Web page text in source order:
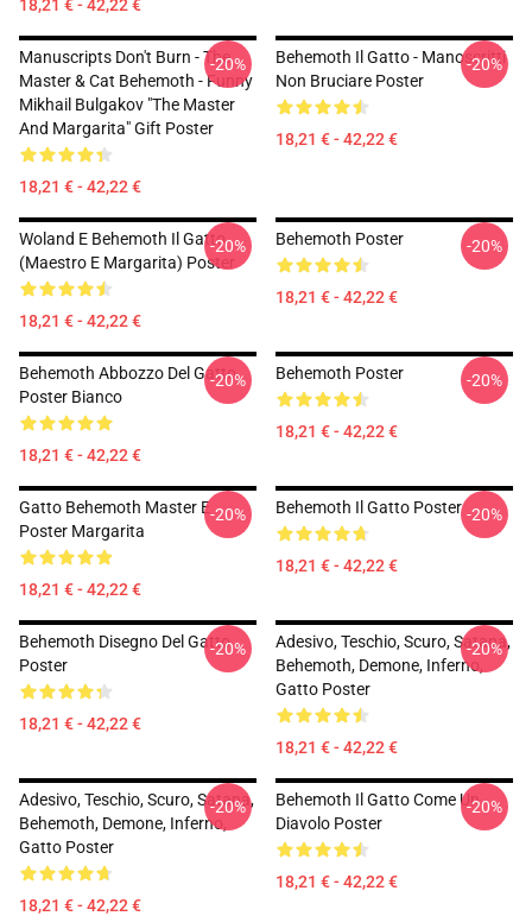
18,21 € - 42,22 €
Manuscripts Don't Burn - The
Master & Cat Behemoth - Funny
Mikhail Bulgakov "The Master
And Margarita" Gift Poster
18,21 € - 42,22 €
-20%
Behemoth Il Gatto - Manoscritti
Non Bruciare Poster
18,21 € - 42,22 €
-20%
Woland E Behemoth Il Gatto
(Maestro E Margarita) Poster
18,21 € - 42,22 €
-20% Behemoth Poster
18,21 € - 42,22 €
-20%
Behemoth Abbozzo Del Gatto.
Poster Bianco
18,21 € - 42,22 €
-20% Behemoth Poster
18,21 € - 42,22 €
-20%
Gatto Behemoth Master E
Poster Margarita
18,21 € - 42,22 €
-20% Behemoth Il Gatto Poster
18,21 € - 42,22 €
-20%
Behemoth Disegno Del Gatto
Poster
18,21 € - 42,22 €
-20%
Adesivo, Teschio, Scuro, Satana,
Behemoth, Demone, Inferno,
Gatto Poster
18,21 € - 42,22 €
-20%
Adesivo, Teschio, Scuro, Satana,
Behemoth, Demone, Inferno,
Gatto Poster
18,21 € - 42,22 €
-20%
Behemoth Il Gatto Come Un
Diavolo Poster
18,21 € - 42,22 €
-20%